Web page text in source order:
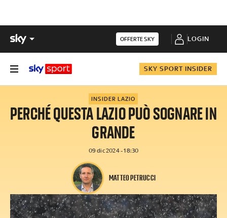
OFFERTE SKY LOGIN
SKY SPORT INSIDER
INSIDER LAZIO
PERCHÉ QUESTA LAZIO PUÒ SOGNARE IN
GRANDE
09 dic 2024 - 18:30
MATTEO PETRUCCI